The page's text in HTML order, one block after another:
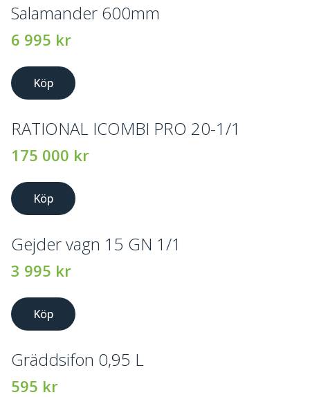
Salamander 600mm
6 995 kr
Köp
RATIONAL ICOMBI PRO 20-1/1
175 000 kr
Köp
Gejder vagn 15 GN 1/1
3 995 kr
Köp
Gräddsifon 0,95 L
595 kr